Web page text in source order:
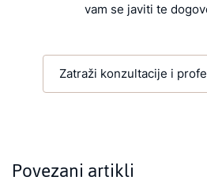
vam se javiti te
Zatraži konzultacije i
Povezani artikli